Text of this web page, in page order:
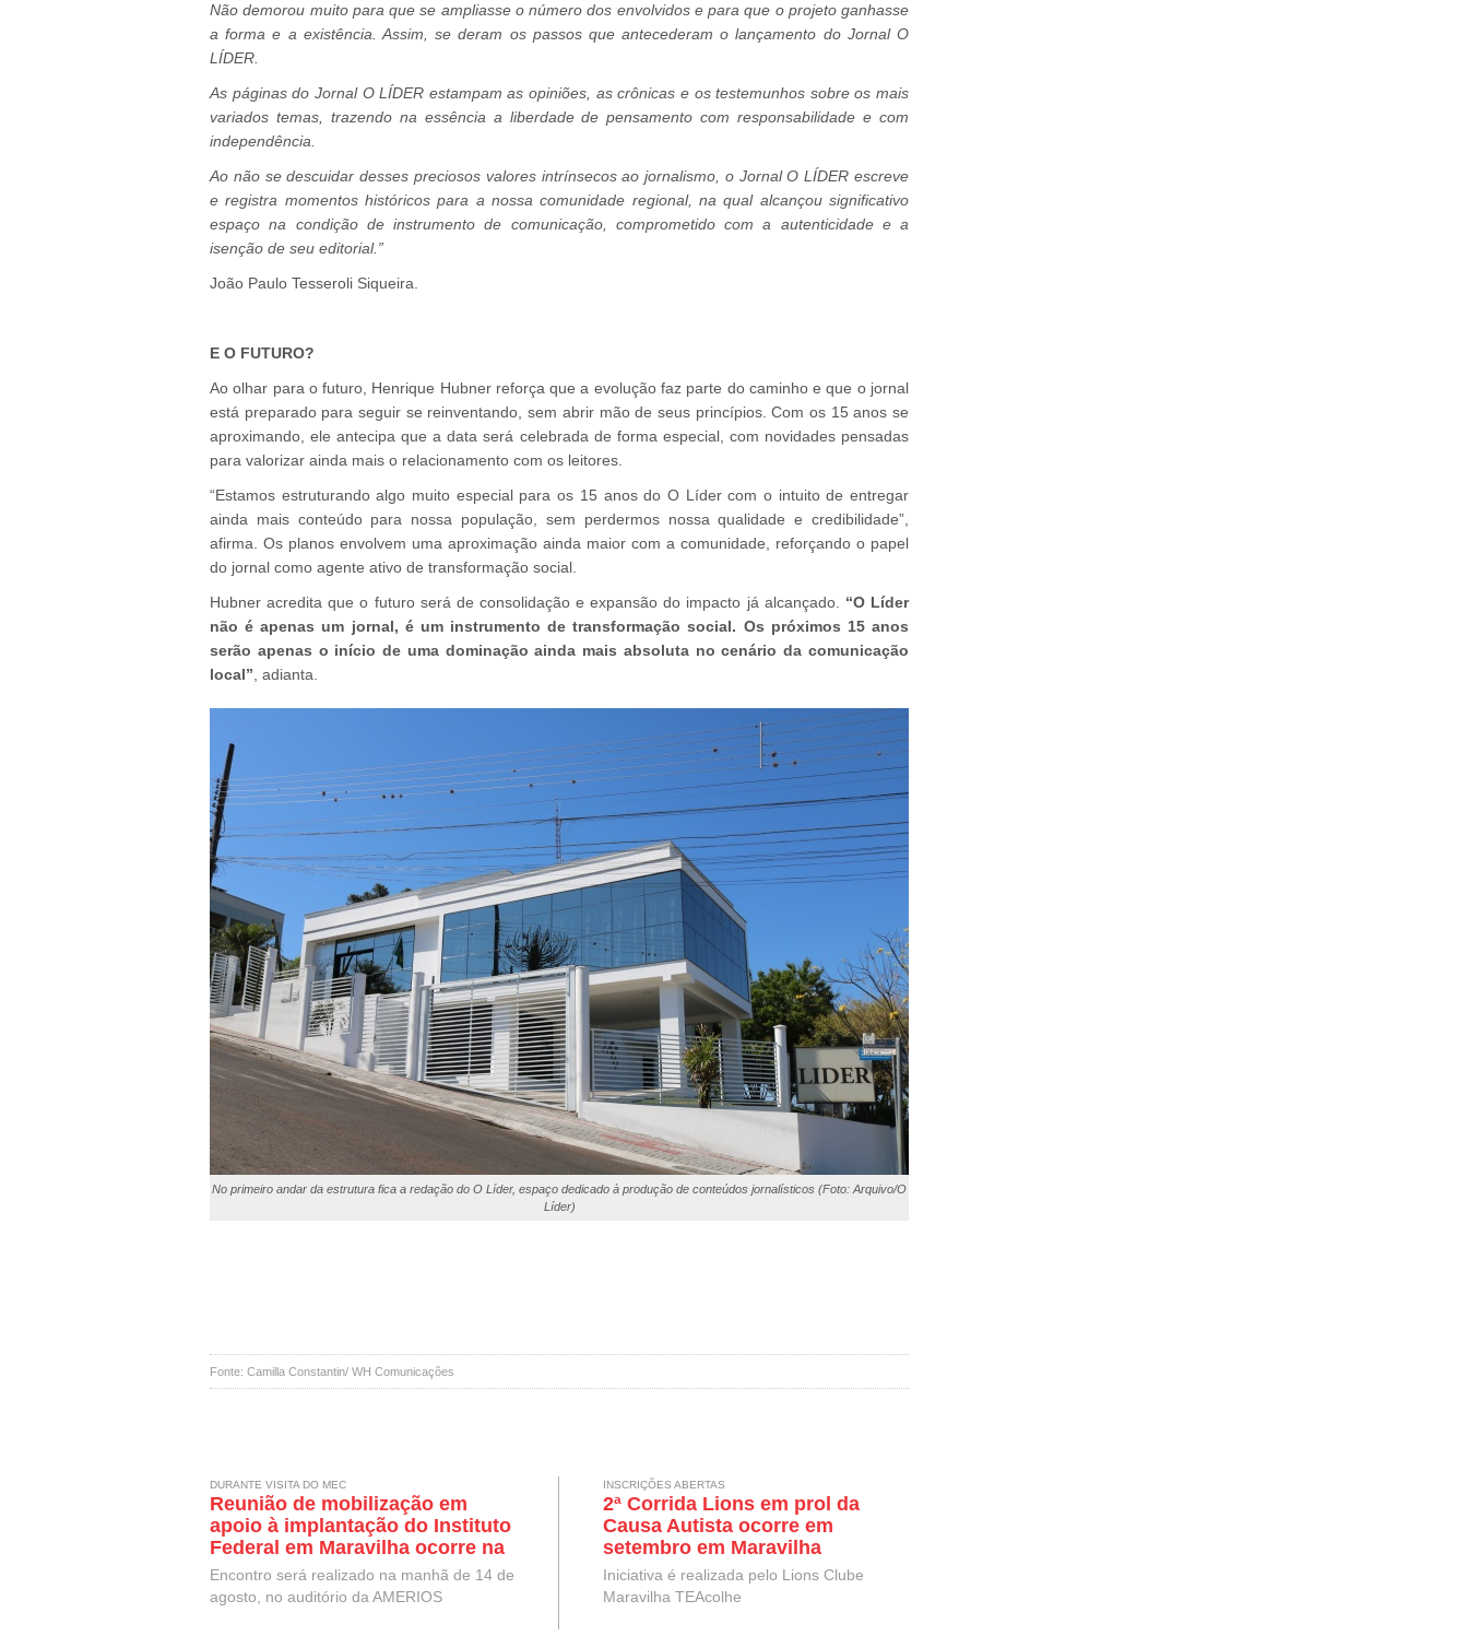
Não demorou muito para que se ampliasse o número dos envolvidos e para que o projeto ganhasse
a forma e a existência. Assim, se deram os passos que antecederam o lançamento do Jornal O
LÍDER.
As páginas do Jornal O LÍDER estampam as opiniões, as crônicas e os testemunhos sobre os mais
variados temas, trazendo na essência a liberdade de pensamento com responsabilidade e com
independência.
Ao não se descuidar desses preciosos valores intrínsecos ao jornalismo, o Jornal O LÍDER escreve
e registra momentos históricos para a nossa comunidade regional, na qual alcançou significativo
espaço na condição de instrumento de comunicação, comprometido com a autenticidade e a
isenção de seu editorial.”
João Paulo Tesseroli Siqueira.
E O FUTURO?
Ao olhar para o futuro, Henrique Hubner reforça que a evolução faz parte do caminho e que o jornal
está preparado para seguir se reinventando, sem abrir mão de seus princípios. Com os 15 anos se
aproximando, ele antecipa que a data será celebrada de forma especial, com novidades pensadas
para valorizar ainda mais o relacionamento com os leitores.
“Estamos estruturando algo muito especial para os 15 anos do O Líder com o intuito de entregar
ainda mais conteúdo para nossa população, sem perdermos nossa qualidade e credibilidade”,
afirma. Os planos envolvem uma aproximação ainda maior com a comunidade, reforçando o papel
do jornal como agente ativo de transformação social.
Hubner acredita que o futuro será de consolidação e expansão do impacto já alcançado. “O Líder
não é apenas um jornal, é um instrumento de transformação social. Os próximos 15 anos
serão apenas o início de uma dominação ainda mais absoluta no cenário da comunicação
local” , adianta.
No primeiro andar da estrutura fica a redação do O Líder, espaço dedicado à produção de conteúdos jornalísticos (Foto: Arquivo/O
Líder)
Fonte: Camilla Constantin/ WH Comunicações
DURANTE VISITA DO MEC
Reunião de mobilização em
apoio à implantação do Instituto
Federal em Maravilha ocorre na
próxima semana, durante visita
de representantes do MEC
Encontro será realizado na manhã de 14 de
agosto, no auditório da AMERIOS
INSCRIÇÕES ABERTAS
2ª Corrida Lions em prol da
Causa Autista ocorre em
setembro em Maravilha
Iniciativa é realizada pelo Lions Clube
Maravilha TEAcolhe